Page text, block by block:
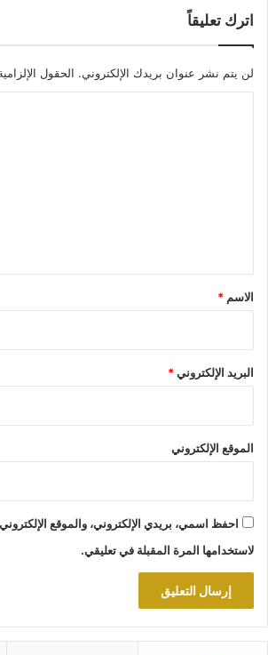
اترك تعليقاً
لن يتم نشر عنوان بريدك الإلكتروني. الحقول
*
الاسم *
البريد الإلكتروني*
الموقع الإلكتروني
احفظ اسمي، بريدي الإلكتروني، والموقع
لاستخدامها المرة المقبلة في تعليقي.